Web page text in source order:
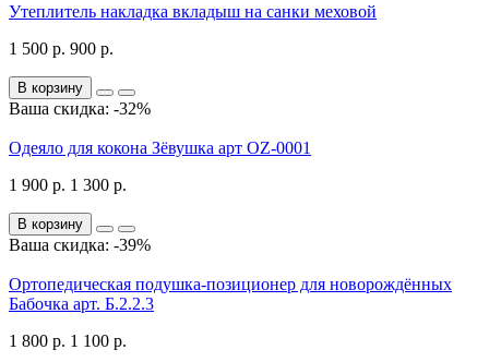
Утеплитель накладка вкладыш на санки меховой
1 500 р. 900 р.
В корзину
Ваша скидка: -32%
Одеяло для кокона Зёвушка арт OZ-0001
1 900 р. 1 300 р.
В корзину
Ваша скидка: -39%
Ортопедическая подушка-позиционер для новорождённых
Бабочка арт. Б.2.2.3
1 800 р. 1 100 р.